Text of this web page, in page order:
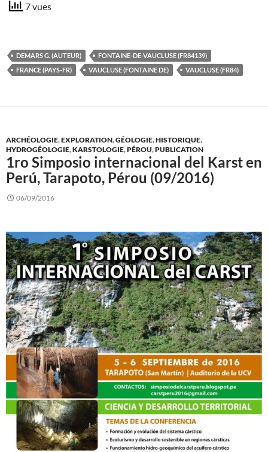
7 vues
DEMARS G. (AUTEUR)
FONTAINE-DE-VAUCLUSE (FR84139)
FRANCE (PAYS-FR)
VAUCLUSE (FONTAINE DE) VAUCLUSE (FR84)
ARCHÉOLOGIE,EXPLORATION,GÉOLOGIE,HISTORIQUE,
HYDROGÉOLOGIE,KARSTOLOGIE,PÉROU,PUBLICATION
1ro Simposio internacional del Karst en
Perú, Tarapoto, Pérou (09/2016)
06/09/2016